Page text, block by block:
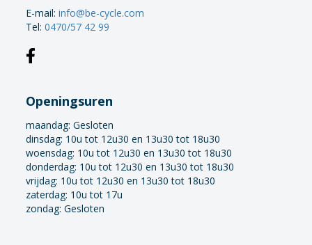
E-mail:info@be-cycle.com
Tel:0470/57 42 99
Openingsuren
maandag:Gesloten
dinsdag: 10u tot 12u30 en 13u30 tot 18u30
woensdag: 10u tot 12u30 en 13u30 tot 18u30
donderdag: 10u tot 12u30 en 13u30 tot 18u30
vrijdag: 10u tot 12u30 en 13u30 tot 18u30
zaterdag: 10u tot 17u
zondag: Gesloten